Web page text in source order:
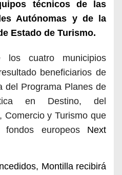
técnicos de las
Autónomas y de la
Estado de Turismo.
cuatro municipios
beneficiarios de
del Programa Planes de
en Destino, del
Comercio y Turismo que
europeos Next
Montilla recibirá